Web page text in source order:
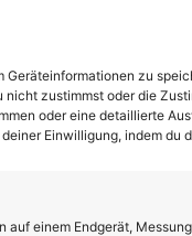
zu
nicht zustimmst oder die
oder eine detaillierte
Einwilligung, indem
einem Endgerät,